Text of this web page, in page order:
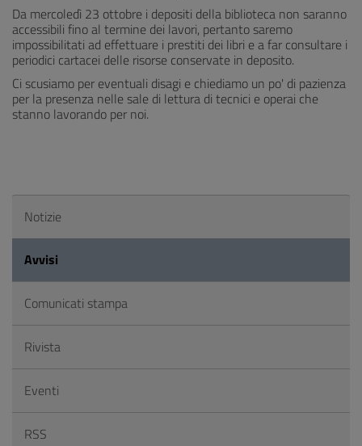
Da mercoledì 23 ottobre i depositi della biblioteca non saranno
accessibili fino al termine dei lavori, pertanto saremo
impossibilitati ad effettuare i prestiti dei libri e a far consultare i
periodici cartacei delle risorse conservate in deposito.
Ci scusiamo per eventuali disagi e chiediamo un po' di pazienza
per la presenza nelle sale di lettura di tecnici e operai che
stanno lavorando per noi.
Notizie
Avvisi
Comunicati stampa
Rivista
Eventi
RSS